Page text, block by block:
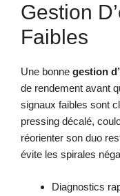
Gestion
Faibles
Une bonne gestion
de rendement avant
signaux faibles sont
pressing décalé,
réorienter son duo
évite les spirales
Diagnostics